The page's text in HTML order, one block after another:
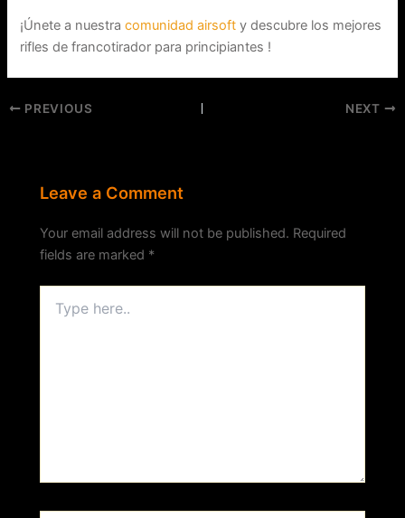
¡Únete a nuestracomunidad airsoft y descubre los mejores
rifles de francotirador para principiantes !
PREVIOUS NEXT
Leave a Comment
Your email address will not be published. Required
fields are marked *
here..